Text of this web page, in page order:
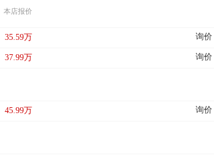
本店报价
35.59万 询价
37.99万 询价
45.99万 询价